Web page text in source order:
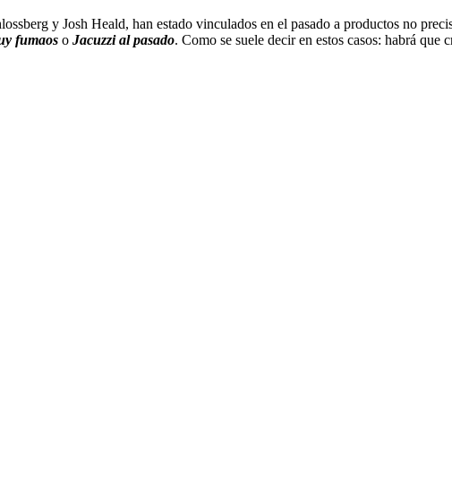
y Josh Heald, han estado vinculados en el pasado a productos no
fumaos o Jacuzzi al pasado. Como se suele decir en estos casos: habrá que